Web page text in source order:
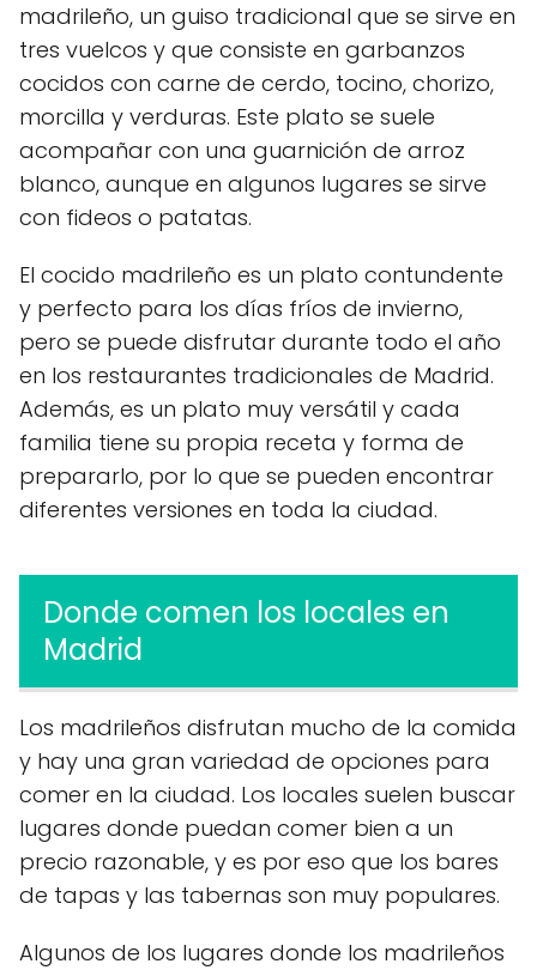
madrileño, un guiso tradicional que se sirve en
tres vuelcos y que consiste en garbanzos
cocidos con carne de cerdo, tocino, chorizo,
morcilla y verduras. Este plato se suele
acompañar con una guarnición de arroz
blanco, aunque en algunos lugares se sirve
con fideos o patatas.
El cocido madrileño es un plato contundente
y perfecto para los días fríos de invierno,
pero se puede disfrutar durante todo el año
en los restaurantes tradicionales de Madrid.
Además, es un plato muy versátil y cada
familia tiene su propia receta y forma de
prepararlo, por lo que se pueden encontrar
diferentes versiones en toda la ciudad.
Donde comen los locales en
Madrid
Los madrileños disfrutan mucho de la comida
y hay una gran variedad de opciones para
comer en la ciudad. Los locales suelen buscar
lugares donde puedan comer bien a un
precio razonable, y es por eso que los bares
de tapas y las tabernas son muy populares.
Algunos de los lugares donde los madrileños